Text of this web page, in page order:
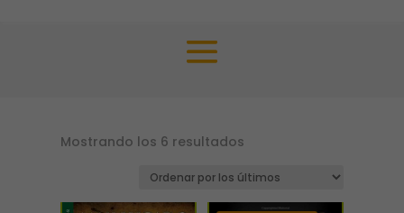
Mostrando los 6 resultados
los
últimos